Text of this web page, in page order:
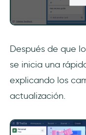
Después de que
se inicia una
explicando los
actualización.